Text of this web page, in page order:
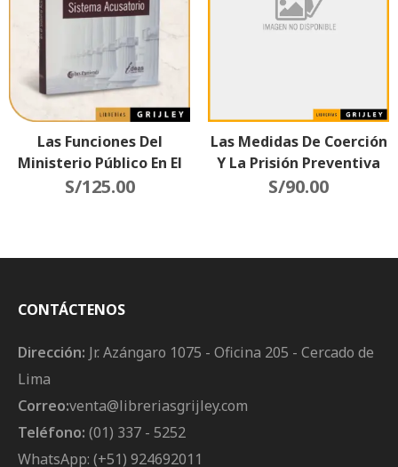
Las Funciones Del
Ministerio Público En El
Sistema Acusatorio
S/125.00
Las Medidas De Coerción
Y La Prisión Preventiva
En El Proceso Penal
S/90.00
CONTÁCTENOS
Dirección: Jr. Azángaro 1075 - Oficina 205 - Cercado de
Lima
Correo:venta@libreriasgrijley.com
Teléfono: (01) 337 - 5252
WhatsApp: (+51) 924692011